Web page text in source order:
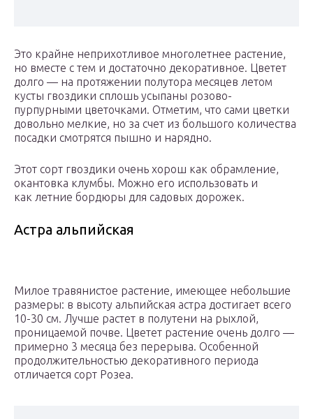
Это крайне неприхотливое многолетнее растение,
но вместе с тем и достаточно декоративное. Цветет
долго — на протяжении полутора месяцев летом
кусты гвоздики сплошь усыпаны розово-
пурпурными цветочками. Отметим, что сами цветки
довольно мелкие, но за счет из большого количества
посадки смотрятся пышно и нарядно.
Этот сорт гвоздики очень хорош как обрамление,
окантовка клумбы. Можно его использовать и
как летние бордюры для садовых дорожек.
Астра альпийская
Милое травянистое растение, имеющее небольшие
размеры: в высоту альпийская астра достигает всего
10-30 см. Лучше растет в полутени на рыхлой,
проницаемой почве. Цветет растение очень долго —
примерно 3 месяца без перерыва. Особенной
продолжительностью декоративного периода
отличается сорт Розеа.